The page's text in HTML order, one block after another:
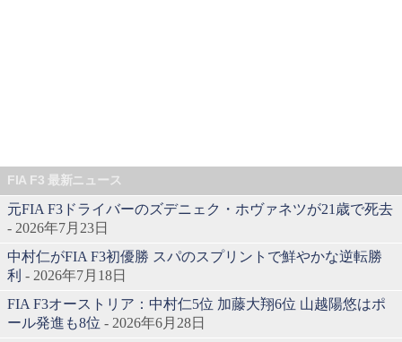
FIA F3 最新ニュース
元FIA F3ドライバーのズデニェク・ホヴァネツが21歳で死去
- 2026年7月23日
中村仁がFIA F3初優勝 スパのスプリントで鮮やかな逆転勝
利 - 2026年7月18日
FIA F3オーストリア：中村仁5位 加藤大翔6位 山越陽悠はポ
ール発進も8位 - 2026年6月28日